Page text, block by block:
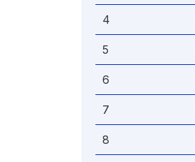
4
5
6
7
8